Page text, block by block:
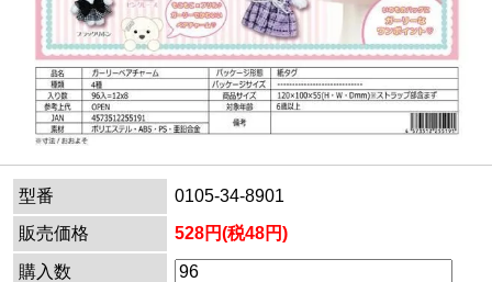
型番
0105-34-8901
販売価格
528円(税48円)
購入数